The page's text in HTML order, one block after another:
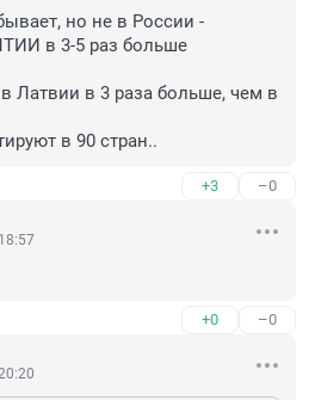
но не в России -
в 3-5 раз больше
Латвии в 3 раза больше, чем в
в 90 стран..
+3 –0
+0 –0